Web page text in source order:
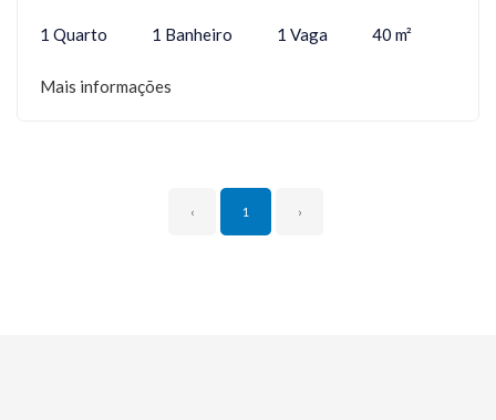
1 Quarto 1 Banheiro 1 Vaga 40 m²
Mais informações
‹ 1 ›